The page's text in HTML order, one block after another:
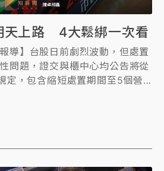
天上路 4大鬆綁一次看
導】台股日前劇烈波動，但處置
問題，證交與櫃中心均公告將從
定，包含縮短處置期間至5個營
2分鐘一盤、調整高價股列注意
年的定期檢討機制。